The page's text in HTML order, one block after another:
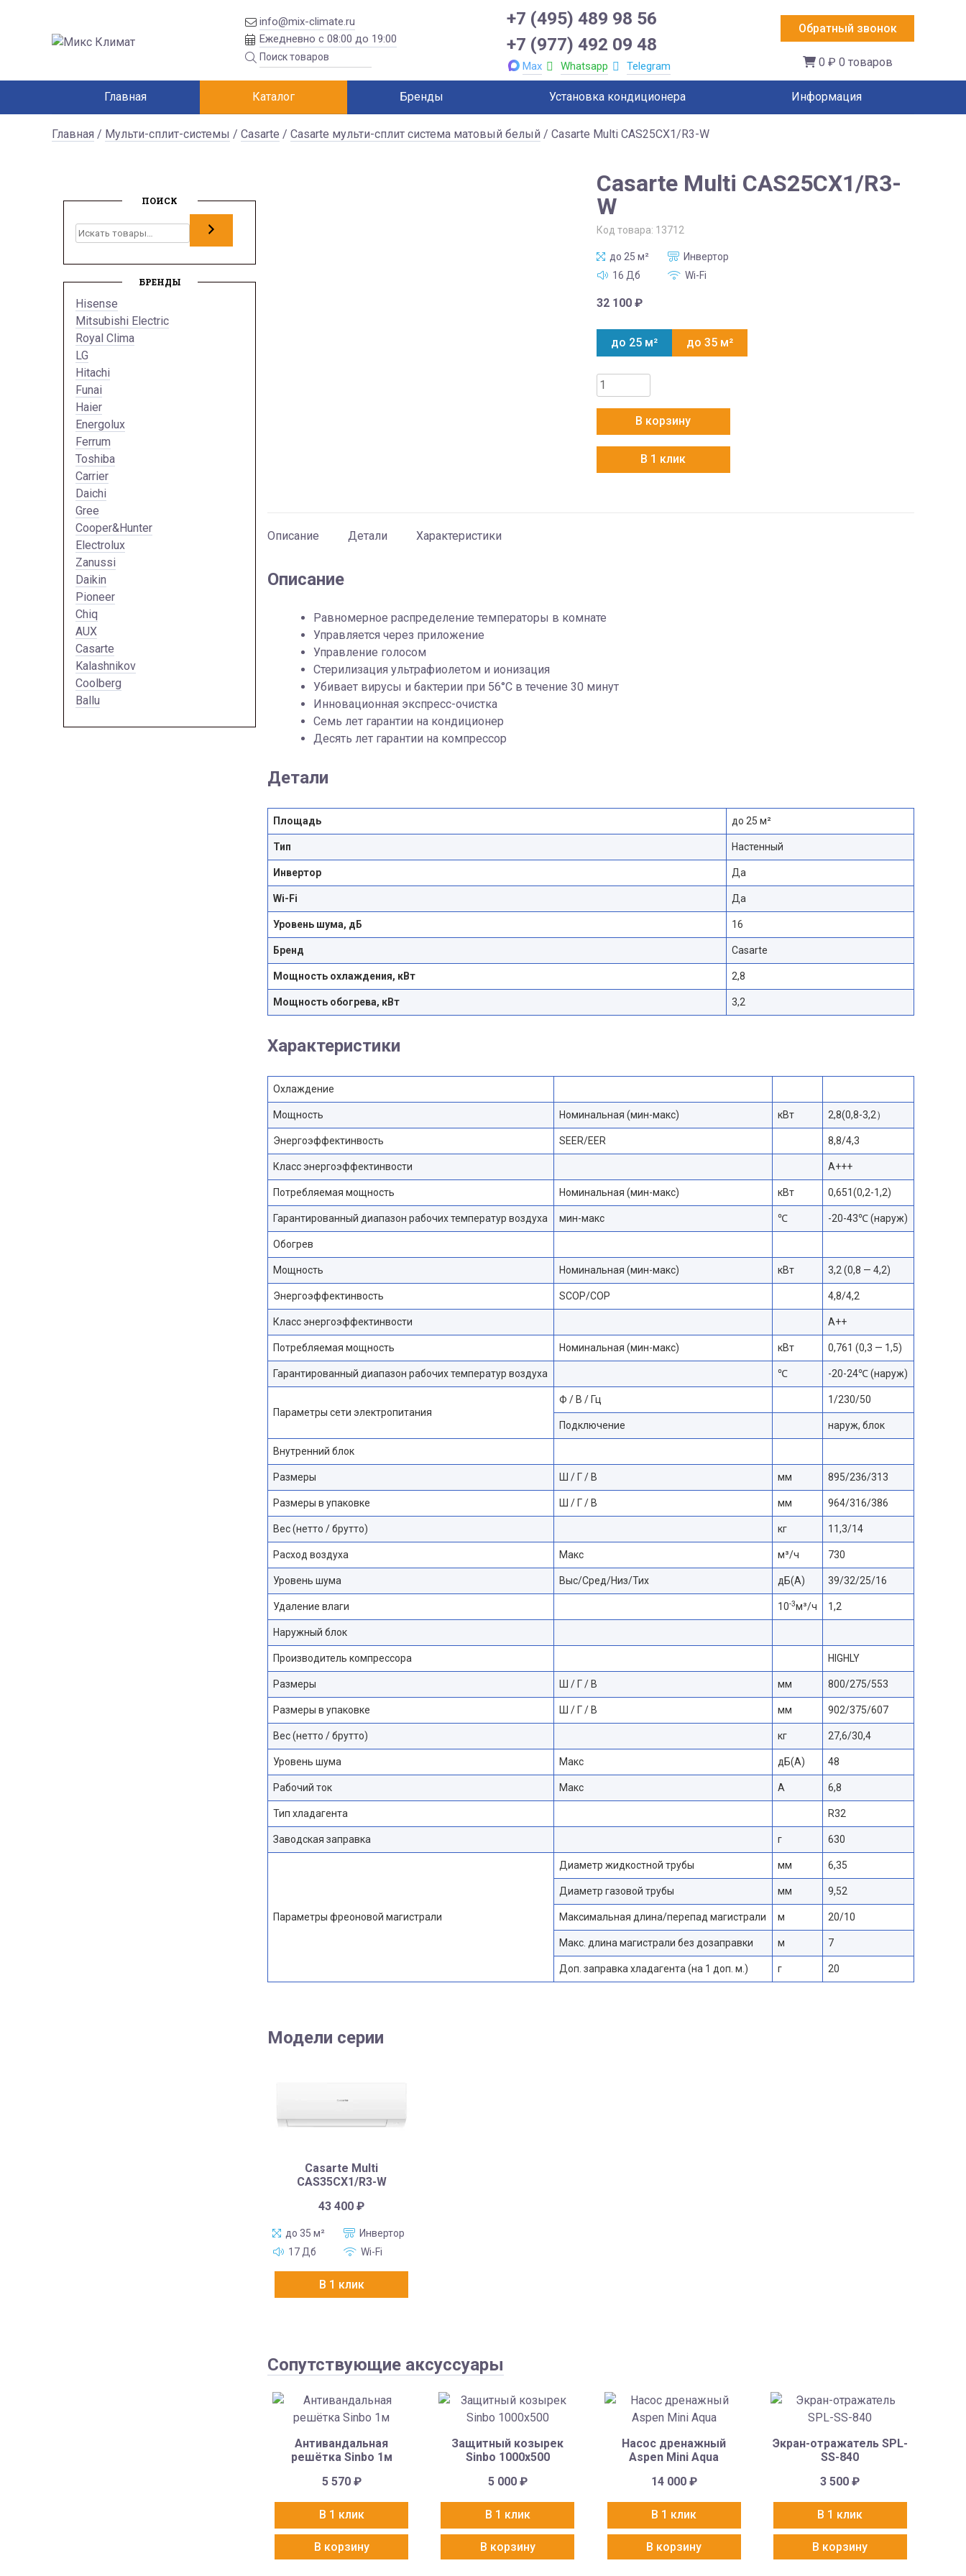
info@mix-climate.ru
Ежедневно с 08:00 до 19:00
+7 (495) 489 98 56
+7 (977) 492 09 48
Max Whatsapp Telegram
Обратный звонок
0 ₽ 0 товаров
Главная Каталог Бренды Установка кондиционера Информация
Главная / Мульти-сплит-системы / Casarte / Casarte мульти-сплит система матовый белый / Casarte Multi CAS25CX1/R3-W
Casarte Multi CAS25CX1/R3-
W
Код товара: 13712
до 25 м²
Инвертор
16 Дб
Wi-Fi
32 100 ₽
до 25 м² до 35 м²
Количество
товара
Multi
CAS25CX1/R3-
В корзину
В 1 клик
Описание Детали Характеристики
Описание
Равномерное распределение температоры в комнате
Управляется через приложение
Управление голосом
Стерилизация ультрафиолетом и ионизация
Убивает вирусы и бактерии при 56°C в течение 30 минут
Инновационная экспресс-очистка
Семь лет гарантии на кондиционер
Десять лет гарантии на компрессор
Детали
Площадь до 25 м²
Тип Настенный
Инвертор Да
Wi-Fi Да
Уровень шума, дБ 16
Бренд Casarte
Мощность охлаждения, кВт 2,8
Мощность обогрева, кВт 3,2
Характеристики
Охлаждение
Мощность Номинальная (мин-макс) кВт 2,8(0,8-3,2）
Энергоэффектинвость SEER/EER 8,8/4,3
Класс энергоэффектинвости A+++
Потребляемая мощность Номинальная (мин-макс) кВт 0,651(0,2-1,2)
Гарантированный диапазон рабочих температур воздуха мин-макс ℃ -20-43℃ (наруж)
Обогрев
Мощность Номинальная (мин-макс) кВт 3,2 (0,8 — 4,2)
Энергоэффектинвость SCOP/COP 4,8/4,2
Класс энергоэффектинвости A++
Потребляемая мощность Номинальная (мин-макс) кВт 0,761 (0,3 — 1,5)
Гарантированный диапазон рабочих температур воздуха ℃ -20-24℃ (наруж)
Параметры сети электропитания
Ф / В / Гц 1/230/50
Подключение наруж, блок
Внутренний блок
Размеры Ш / Г / В мм 895/236/313
Размеры в упаковке Ш / Г / В мм 964/316/386
Вес (нетто / брутто) кг 11,3/14
Расход воздуха Макс м³/ч 730
Уровень шума Выс/Сред/Низ/Тих дБ(А) 39/32/25/16
Удаление влаги 10-3м³/ч 1,2
Наружный блок
Производитель компрессора HIGHLY
Размеры Ш / Г / В мм 800/275/553
Размеры в упаковке Ш / Г / В мм 902/375/607
Вес (нетто / брутто) кг 27,6/30,4
Уровень шума Макс дБ(А) 48
Рабочий ток Макс A 6,8
Тип хладагента R32
Заводская заправка г 630
Параметры фреоновой магистрали
Диаметр жидкостной трубы мм 6,35
Диаметр газовой трубы мм 9,52
Максимальная длина/перепад магистрали м 20/10
Макс. длина магистрали без дозаправки м 7
Доп. заправка хладагента (на 1 доп. м.) г 20
Модели серии
Casarte Multi
CAS35CX1/R3-W
43 400₽
до 35 м²
Инвертор
17 Дб
Wi-Fi
В 1 клик
Сопутствующие аксуссуары
Антивандальная
решётка Sinbo 1м
5 570 ₽
В 1 клик
В корзину
Защитный козырек
Sinbo 1000х500
5 000 ₽
В 1 клик
В корзину
Насос дренажный
Aspen Mini Aqua
14 000 ₽
В 1 клик
В корзину
Экран-отражатель SPL-
SS-840
3 500₽
В 1 клик
В корзину
ПОИСК
Поиск
БРЕНДЫ
Hisense
Mitsubishi Electric
Royal Clima
LG
Hitachi
Funai
Haier
Energolux
Ferrum
Toshiba
Carrier
Daichi
Gree
Cooper&Hunter
Electrolux
Zanussi
Daikin
Pioneer
Chiq
AUX
Casarte
Kalashnikov
Coolberg
Ballu